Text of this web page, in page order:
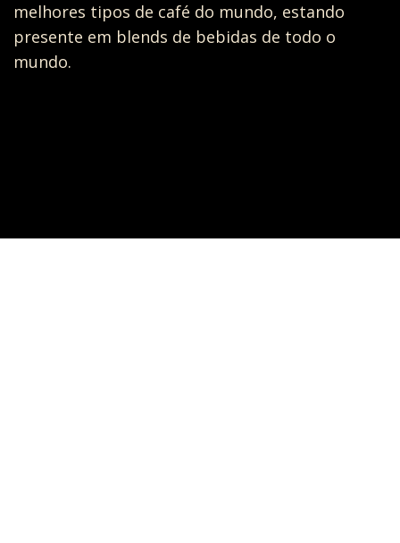
melhores tipos de café do mundo, estando
presente em blends de bebidas de todo o
mundo.